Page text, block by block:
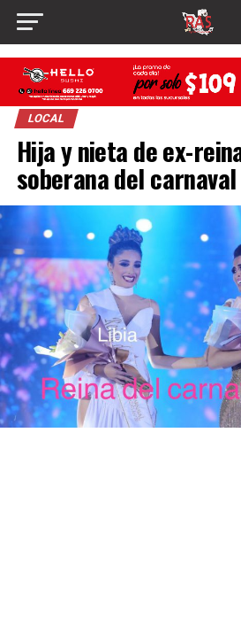
LOCAL
Hija y nieta de ex-
soberana del